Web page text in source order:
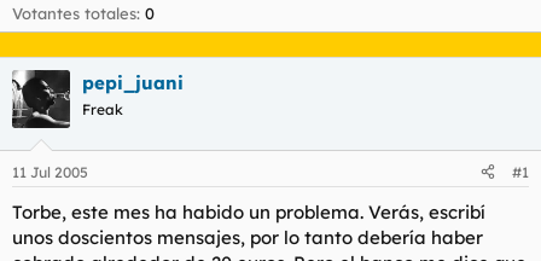
l
e
m
a
i
Votantes totales 0
pepi_juani
Freak
11 Jul 2005 #1
Torbe, este mes ha habido un problema. Verás, escribí
unos doscientos mensajes, por lo tanto debería haber